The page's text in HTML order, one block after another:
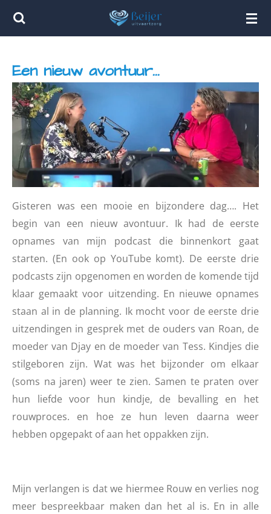
Ga
de
hoofdinhoud
Een nieuw avontuur...
Gisteren was een mooie en bijzondere dag…. Het
begin van een nieuw avontuur. Ik had de eerste
opnames van mijn podcast die binnenkort gaat
starten. (En ook op YouTube komt). De eerste drie
podcasts zijn opgenomen en worden de komende tijd
klaar gemaakt voor uitzending. En nieuwe opnames
staan al in de planning. Ik mocht voor de eerste drie
uitzendingen in gesprek met de ouders van Roan, de
moeder van Djay en de moeder van Tess. Kindjes die
stilgeboren zijn. Wat was het bijzonder om elkaar
(soms na jaren) weer te zien. Samen te praten over
hun liefde voor hun kindje, de bevalling en het
rouwproces. en hoe ze hun leven daarna weer
hebben opgepakt of aan het oppakken zijn.
Mijn verlangen is dat we hiermee Rouw en verlies nog
meer bespreekbaar maken dan het al is. En in alle